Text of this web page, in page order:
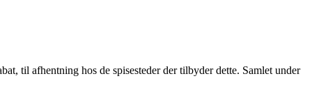
til afhentning hos de spisesteder der tilbyder dette. Samlet under